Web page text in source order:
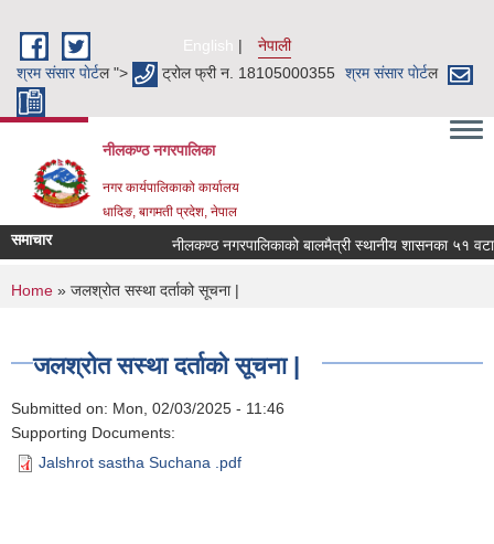
English
नेपाली
श्रम संसार पाेर्टल "> ट्रोल फ्री न. 18105000355 श्रम संसार पाेर्टल
नीलकण्ठ नगरपालिका
नगर कार्यपालिकाको कार्यालय
धादिङ, बागमती प्रदेश, नेपाल
समाचार नीलकण्ठ नगरपालिकाको बालमैत्री स्थानीय शासनका ५१ वटा
You are here
Home » जलश्रोत सस्था दर्ताको सूचना |
जलश्रोत सस्था दर्ताको सूचना |
Submitted on: Mon, 02/03/2025 - 11:46
Supporting Documents:
Jalshrot sastha Suchana .pdf